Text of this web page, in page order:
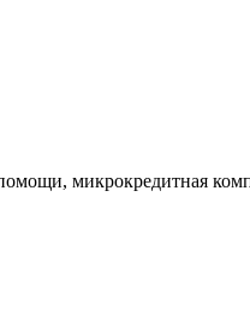
микрокредитная